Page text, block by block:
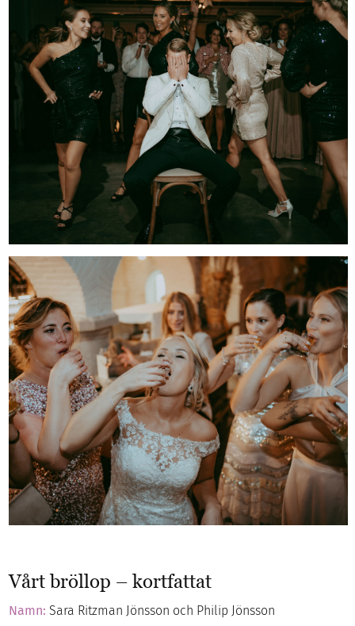
Vårt bröllop – kortfattat
Namn:Sara Ritzman Jönsson och Philip Jönsson